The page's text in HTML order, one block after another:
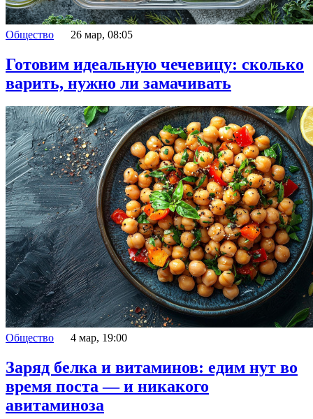
Общество 26 мар, 08:05
Готовим идеальную чечевицу: сколько
варить, нужно ли замачивать
Общество 4 мар, 19:00
Заряд белка и витаминов: едим нут во
время поста — и никакого
авитаминоза